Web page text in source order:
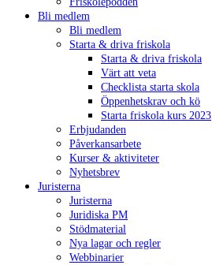
Bli medlem
Bli medlem
Starta & driva friskola
Starta & driva friskola
Värt att veta
Checklista starta skola
Öppenhetskrav och kö
Starta friskola kurs 2023
Erbjudanden
Påverkansarbete
Kurser & aktiviteter
Nyhetsbrev
Juristerna
Juristerna
Juridiska PM
Stödmaterial
Nya lagar och regler
Webbinarier